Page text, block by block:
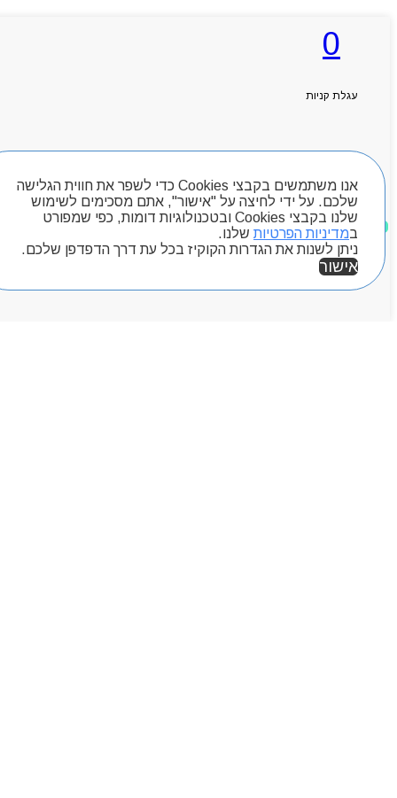
אנו משתמשים בקבצי Cookies כדי לשפר את חווית הגלישה
שלכם. על ידי לחיצה על "אישור", אתם מסכימים לשימוש
שלנו בקבצי Cookies ובטכנולוגיות דומות, כפי שמפורט
במדיניות הפרטיות שלנו.
ניתן לשנות את הגדרות הקוקיז בכל עת דרך הדפדפן שלכם.
אישור
0
עגלת קניות
חיפוש מוצרים
מוצרים שאהבתי
ראשי
קטלוג מוצרים
המגזין